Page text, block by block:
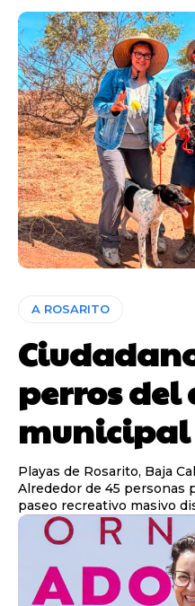
A ROSARITO
perros del
municipal
Playas de Rosarito, Baja
Alrededor de 45 personas
paseo recreativo masivo